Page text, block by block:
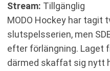
Stream: Tillgänglig
MODO Hockey har tagit
slutspelsserien, men
efter förlängning. Laget
därmed skaffat sig nytt